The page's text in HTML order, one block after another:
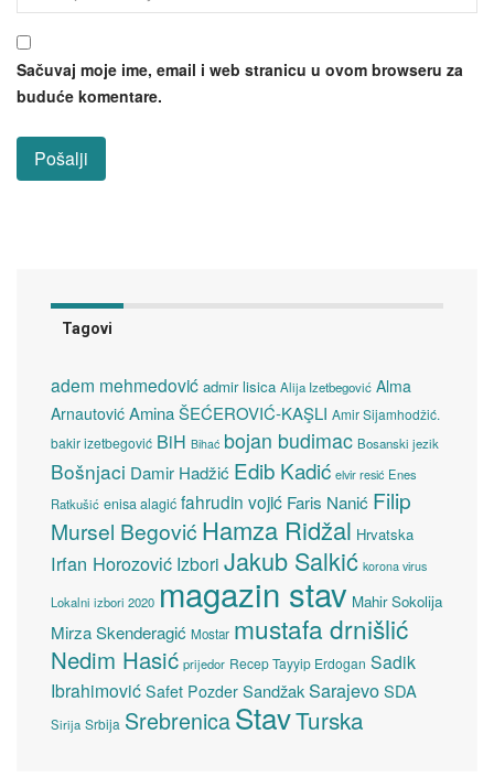
Sačuvaj moje ime, email i web stranicu u ovom browseru za
buduće komentare.
Tagovi
adem mehmedović admir lisica Alija Izetbegović Alma
Arnautović Amina ŠEĆEROVIĆ-KAŞLI Amir Sijamhodžić.
bakir izetbegović BiH Bihać bojan budimac Bosanski jezik
Bošnjaci Damir Hadžić Edib Kadić elvir resić Enes
Ratkušić enisa alagić fahrudin vojić Faris Nanić Filip
Mursel Begović Hamza Ridžal Hrvatska
Irfan Horozović Izbori Jakub Salkić korona virus
Lokalni izbori 2020 magazin stav Mahir Sokolija
Mirza Skenderagić Mostar mustafa drnišlić
Nedim Hasić prijedor Recep Tayyip Erdogan Sadik
Ibrahimović Safet Pozder SandžakSarajevoSDA
Sirija Srbija SrebrenicaStavTurska